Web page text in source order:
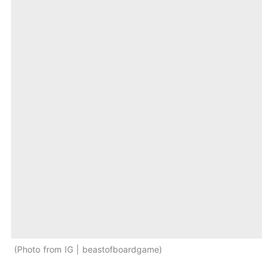
Photo from IG | beastofboardgame